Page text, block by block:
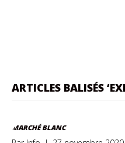
ARTICLES BALISÉS
MARCHÉ BLANC